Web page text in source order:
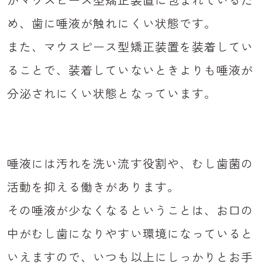
め、歯に唾液が触れにくい状態です。
また、マウスピース型矯正装置を装着してい
ることで、装着していないときよりも唾液が
分泌されにくい状態となっています。
唾液には汚れを洗い流す役割や、むし歯菌の
活動を抑える働きがあります。
その唾液が少なくなるということは、お口の
中がむし歯になりやすい環境になっていると
いえますので、いつも以上にしっかりとお手